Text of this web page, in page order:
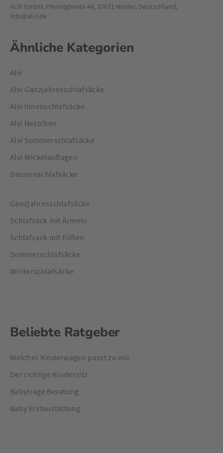
ALVI GmbH, Pfennigbreite 44, 37671 Höxter, Deutschland,
info@alvi.de
Ähnliche Kategorien
Alvi
Alvi Ganzjahresschlafsäcke
Alvi Innenschlafsäcke
Alvi Nestchen
Alvi Sommerschlafsäcke
Alvi Wickelauflagen
Daunenschlafsäcke
Ganzjahresschlafsäcke
Schlafsack mit Ärmeln
Schlafsack mit Füßen
Sommerschlafsäcke
Winterschlafsäcke
Beliebte Ratgeber
Welcher Kinderwagen passt zu mir
Der richtige Kindersitz
Babytrage Beratung
Baby Erstaustattung